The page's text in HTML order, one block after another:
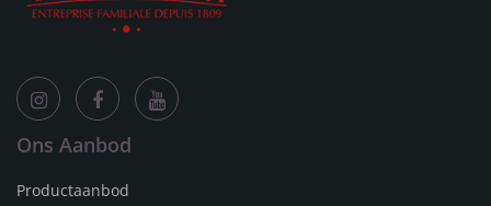
Ons Aanbod
Productaanbod